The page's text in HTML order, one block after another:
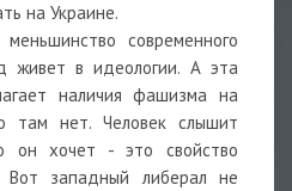
на Украине.
современного
живет в идеологии. А эта
наличия фашизма на
там нет. Человек слышит
он хочет - это свойство
Вот западный либерал не